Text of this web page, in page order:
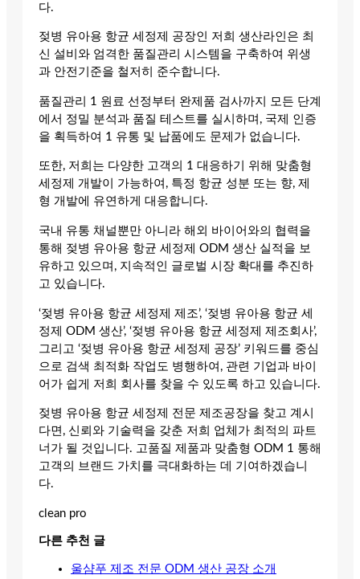
다.
젖병 유아용 항균 세정제 공장인 저희 생산라인은 최
신 설비와 엄격한 품질관리 시스템을 구축하여 위생
과 안전기준을 철저히 준수합니다.
품질관리 1 원료 선정부터 완제품 검사까지 모든 단계
에서 정밀 분석과 품질 테스트를 실시하며, 국제 인증
을 획득하여 1 유통 및 납품에도 문제가 없습니다.
또한, 저희는 다양한 고객의 1 대응하기 위해 맞춤형
세정제 개발이 가능하여, 특정 항균 성분 또는 향, 제
형 개발에 유연하게 대응합니다.
국내 유통 채널뿐만 아니라 해외 바이어와의 협력을
통해 젖병 유아용 항균 세정제 ODM 생산 실적을 보
유하고 있으며, 지속적인 글로벌 시장 확대를 추진하
고 있습니다.
‘젖병 유아용 항균 세정제 제조’, ‘젖병 유아용 항균 세
정제 ODM 생산’, ‘젖병 유아용 항균 세정제 제조회사’,
그리고 ‘젖병 유아용 항균 세정제 공장’ 키워드를 중심
으로 검색 최적화 작업도 병행하여, 관련 기업과 바이
어가 쉽게 저희 회사를 찾을 수 있도록 하고 있습니다.
젖병 유아용 항균 세정제 전문 제조공장을 찾고 계시
다면, 신뢰와 기술력을 갖춘 저희 업체가 최적의 파트
너가 될 것입니다. 고품질 제품과 맞춤형 ODM 1 통해
고객의 브랜드 가치를 극대화하는 데 기여하겠습니
다.
clean pro
다른 추천 글
울샴푸 제조 전문 ODM 생산 공장 소개